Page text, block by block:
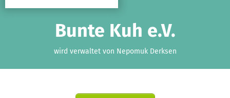
Bunte Kuh e.V.
wird verwaltet von Nepomuk Derksen